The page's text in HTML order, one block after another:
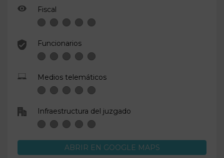
Fiscal
Funcionarios
Medios telemáticos
Infraestructura del juzgado
ABRIR EN GOOGLE MAPS